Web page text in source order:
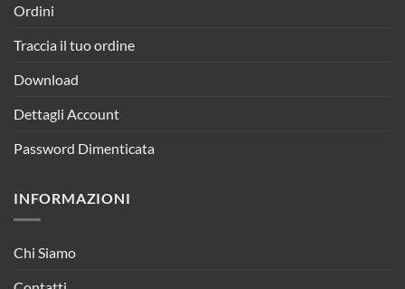
Ordini
Traccia il tuo ordine
Download
Dettagli Account
Password Dimenticata
INFORMAZIONI
Chi Siamo